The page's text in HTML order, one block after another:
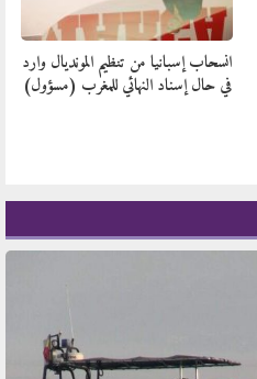
انسحاب إسبانيا من تنظيم المونديال وارد
في حال إسناد النهائي للمغرب (مسؤول)